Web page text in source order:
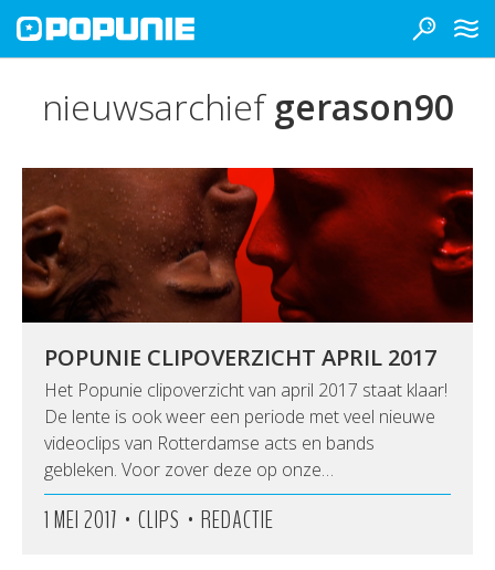
nieuwsarchiefgerason90
POPUNIE CLIPOVERZICHT APRIL 2017
Het Popunie clipoverzicht van april 2017 staat klaar!
De lente is ook weer een periode met veel nieuwe
videoclips van Rotterdamse acts en bands
gebleken. Voor zover deze op onze…
1 MEI 2017 • CLIPS • REDACTIE